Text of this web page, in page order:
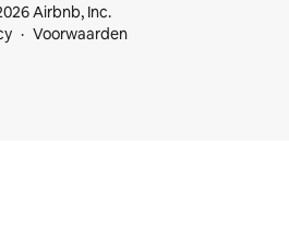
Airbnb, Inc.
Voorwaarden